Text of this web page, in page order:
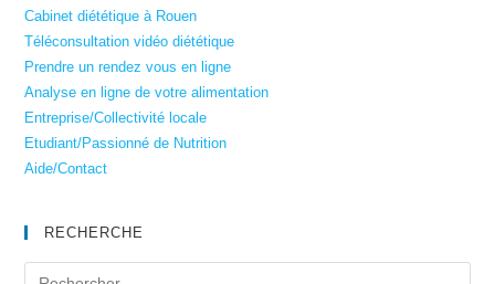
Cabinet diététique à Rouen
Téléconsultation vidéo diététique
Prendre un rendez vous en ligne
Analyse en ligne de votre alimentation
Entreprise/Collectivité locale
Etudiant/Passionné de Nutrition
Aide/Contact
RECHERCHE